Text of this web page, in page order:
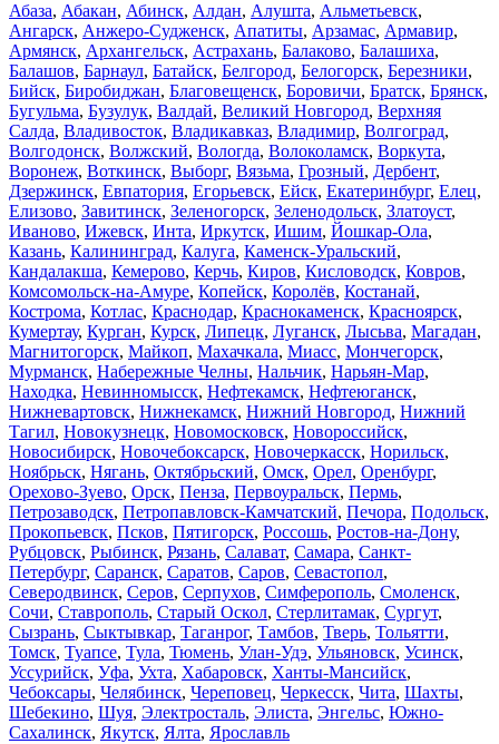
Абаза, Абакан, Абинск, Алдан, Алушта, Альметьевск,
Ангарск, Анжеро-Судженск, Апатиты, Арзамас, Армавир,
Армянск, Архангельск, Астрахань, Балаково, Балашиха,
Балашов, Барнаул, Батайск, Белгород, Белогорск, Березники,
Бийск, Биробиджан, Благовещенск, Боровичи, Братск, Брянск,
Бугульма, Бузулук, Валдай, Великий Новгород, Верхняя
Салда, Владивосток, Владикавказ, Владимир, Волгоград,
Волгодонск, Волжский, Вологда, Волоколамск, Воркута,
Воронеж, Воткинск, Выборг, Вязьма, Грозный, Дербент,
Дзержинск, Евпатория, Егорьевск, Ейск, Екатеринбург, Елец,
Елизово, Завитинск, Зеленогорск, Зеленодольск, Златоуст,
Иваново, Ижевск, Инта, Иркутск, Ишим, Йошкар-Ола,
Казань, Калининград, Калуга, Каменск-Уральский,
Кандалакша, Кемерово, Керчь, Киров, Кисловодск, Ковров,
Комсомольск-на-Амуре, Копейск, Королёв, Костанай,
Кострома, Котлас, Краснодар, Краснокаменск, Красноярск,
Кумертау, Курган, Курск, Липецк, Луганск, Лысьва, Магадан,
Магнитогорск, Майкоп, Махачкала, Миасс, Мончегорск,
Мурманск, Набережные Челны, Нальчик, Нарьян-Мар,
Находка, Невинномысск, Нефтекамск, Нефтеюганск,
Нижневартовск, Нижнекамск, Нижний Новгород, Нижний
Тагил, Новокузнецк, Новомосковск, Новороссийск,
Новосибирск, Новочебоксарск, Новочеркасск, Норильск,
Ноябрьск, Нягань, Октябрьский, Омск, Орел, Оренбург,
Орехово-Зуево, Орск, Пенза, Первоуральск, Пермь,
Петрозаводск, Петропавловск-Камчатский, Печора, Подольск,
Прокопьевск, Псков, Пятигорск, Россошь, Ростов-на-Дону,
Рубцовск, Рыбинск, Рязань, Салават, Самара, Санкт-
Петербург, Саранск, Саратов, Саров, Севастопол,
Северодвинск, Серов, Серпухов, Симферополь, Смоленск,
Сочи, Ставрополь, Старый Оскол, Стерлитамак, Сургут,
Сызрань, Сыктывкар, Таганрог, Тамбов, Тверь, Тольятти,
Томск, Туапсе, Тула, Тюмень, Улан-Удэ, Ульяновск, Усинск,
Уссурийск, Уфа, Ухта, Хабаровск, Ханты-Мансийск,
Чебоксары, Челябинск, Череповец, Черкесск, Чита, Шахты,
Шебекино, Шуя, Электросталь, Элиста, Энгельс, Южно-
Сахалинск, Якутск, Ялта, Ярославль